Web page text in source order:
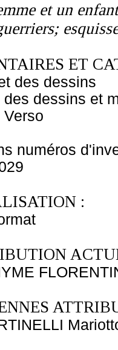
et un
ET
des dessins
des dessins et
Verso
numéros
: